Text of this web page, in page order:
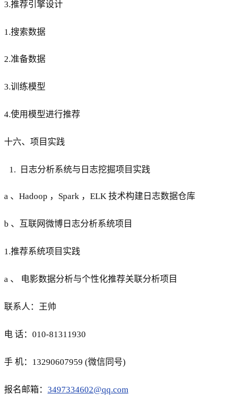
3.推荐引擎设计
1.搜索数据
2.准备数据
3.训练模型
4.使用模型进行推荐
十六、项目实践
日志分析系统与日志挖掘项目实践
a 、Hadoop ，Spark ，ELK 技术构建日志数据仓库
b 、互联网微博日志分析系统项目
1.推荐系统项目实践
a 、 电影数据分析与个性化推荐关联分析项目
联系人：王帅
电 话：010-81311930
手 机：13290607959 (微信同号)
报名邮箱： 3497334602@qq.com